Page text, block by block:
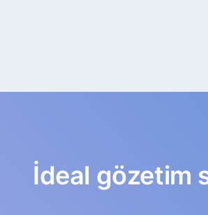
İdeal gözetim